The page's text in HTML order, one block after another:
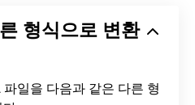
형식으로 변환